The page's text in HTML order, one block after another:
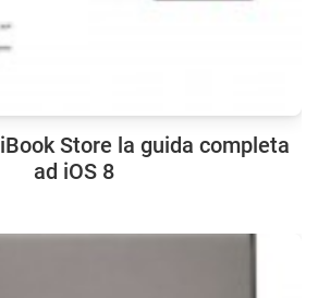
Store la guida completa
ad iOS 8